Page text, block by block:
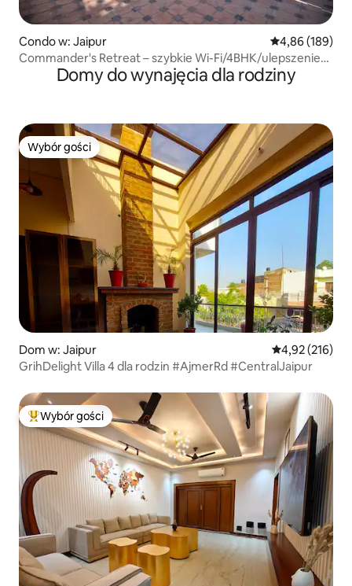
Condo w: Jaipur Średnia
4,86 (189)
Commander's Retreat – szybkie Wi-Fi/4BHK/ulepszenie
w 2024 rokuDomy do wynajęcia dla rodziny
Wybór gości
Wybór gości
Dom w: Jaipur Średnia
4,92 (216)
GrihDelight Villa 4 dla rodzin #AjmerRd #CentralJaipur
Najpopularniejsze z kategorii Wybór gości
Wybór gości